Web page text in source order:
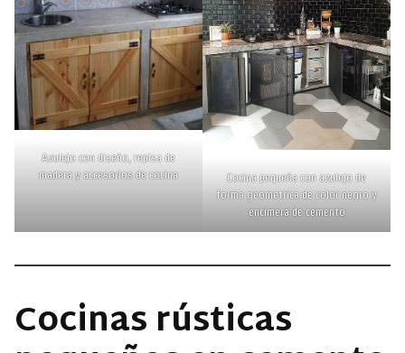
Azulejo con diseño, repisa de
madera y accesorios de cocina
Cocina pequeña con azulejo de
forma geometrica de color negro y
encimera de cemento
Cocinas rústicas